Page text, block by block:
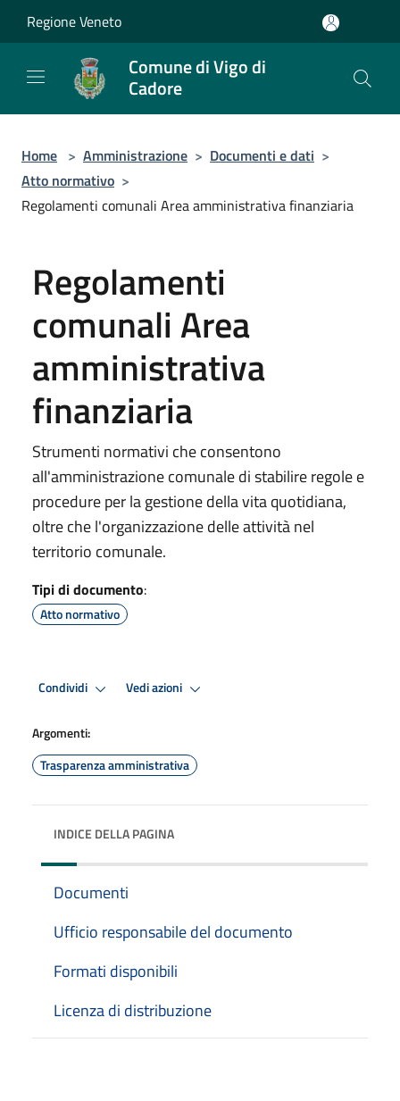
Regione Veneto
Comune di Vigo di
Cadore
Home > Amministrazione > Documenti e dati >
Atto normativo >
Regolamenti comunali Area amministrativa finanziaria
Regolamenti
comunali Area
amministrativa
finanziaria
Strumenti normativi che consentono
all'amministrazione comunale di stabilire regole e
procedure per la gestione della vita quotidiana,
oltre che l'organizzazione delle attività nel
territorio comunale.
Tipi di documento:
Atto normativo
Condividi Vedi azioni
Argomenti:
Trasparenza amministrativa
INDICE DELLA PAGINA
Documenti
Ufficio responsabile del documento
Formati disponibili
Licenza di distribuzione